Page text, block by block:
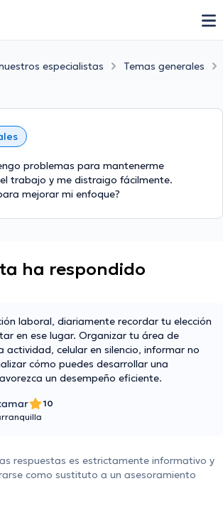
especialistas Temas generales
problemas para mantenerme
trabajo y me distraigo fácilmente.
mejorar mi enfoque?
ha respondido
laboral, diariamente recordar tu elección
en ese lugar. Organizar tu área de
celular en silencio, informar no
cómo puedes desarrollar una
un desempeño eficiente.
10
respuestas es estrictamente informativo y
como sustituto a un asesoramiento